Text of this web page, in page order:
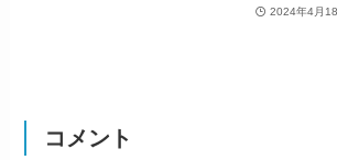
2024年4月
コメント